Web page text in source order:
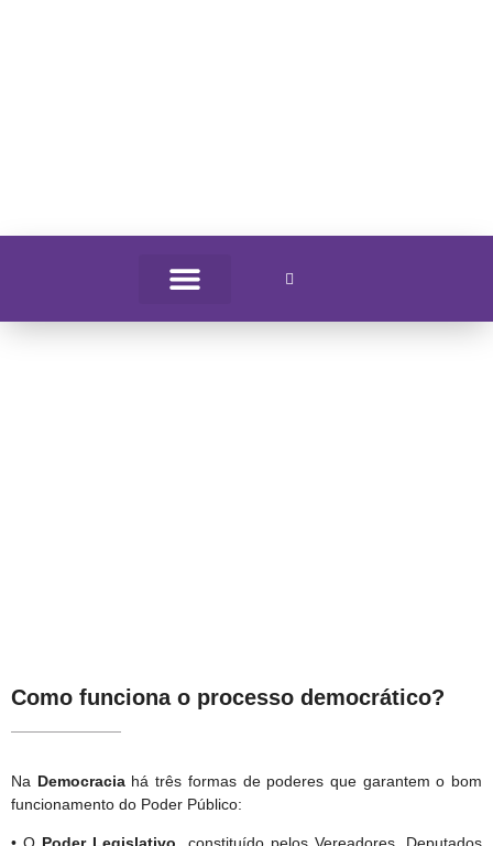
Como funciona o processo democrático?
Na Democraciahá três formas de poderes que garantem o bom
funcionamento do Poder Público: